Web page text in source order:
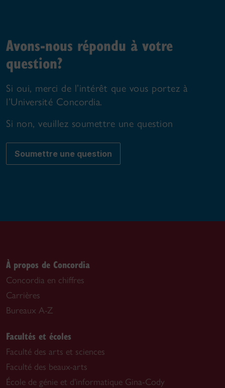
Avons-nous répondu à votre
question?
Si oui, merci de l’intérêt que vous portez à
l’Université Concordia.
Si non, veuillez soumettre une question
Soumettre une question
À propos de Concordia
Concordia en chiffres
Carrières
Bureaux A-Z
Facultés et écoles
Faculté des arts et sciences
Faculté des beaux-arts
École de génie et d'informatique Gina-Cody